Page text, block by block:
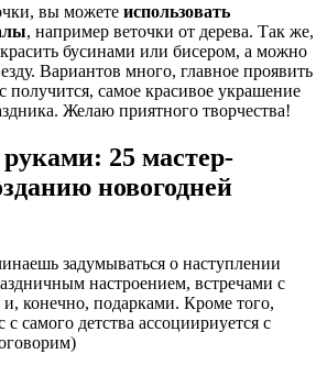
вы можете использовать
, например веточки от дерева. Так же,
бусинами или бисером, а можно
Вариантов много, главное проявить
получится, самое красивое украшение
Желаю приятного творчества!
25 мастер-
новогодней
задумываться о наступлении
настроением, встречами с
конечно, подарками. Кроме того,
самого детства ассоциириуется с